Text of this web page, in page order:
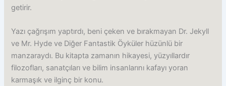
getirir.
Yazı çağrışım yaptırdı, beni çeken ve bırakmayan Dr. Jekyll
ve Mr. Hyde ve Diğer Fantastik Öyküler hüzünlü bir
manzaraydı. Bu kitapta zamanın hikayesi, yüzyıllardır
filozofları, sanatçıları ve bilim insanlarını kafayı yoran
karmaşık ve ilginç bir konu.